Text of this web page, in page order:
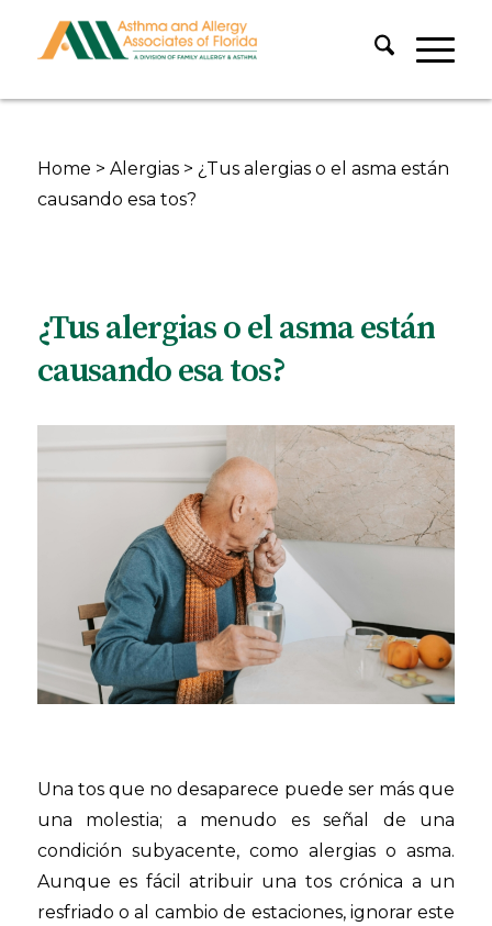
Home > Alergias> ¿Tus alergias o el asma están
causando esa tos?
¿Tus alergias o el asma están
causando esa tos?
Una tos que no desaparece puede ser más que
una molestia; a menudo es señal de una
condición subyacente, como alergias o asma.
Aunque es fácil atribuir una tos crónica a un
resfriado o al cambio de estaciones, ignorar este